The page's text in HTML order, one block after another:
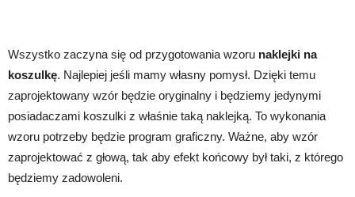
Wszystko zaczyna się od przygotowania wzoru naklejki na
koszulkę. Najlepiej jeśli mamy własny pomysł. Dzięki temu
zaprojektowany wzór będzie oryginalny i będziemy jedynymi
posiadaczami koszulki z właśnie taką naklejką. To wykonania
wzoru potrzeby będzie program graficzny. Ważne, aby wzór
zaprojektować z głową, tak aby efekt końcowy był taki, z którego
będziemy zadowoleni.